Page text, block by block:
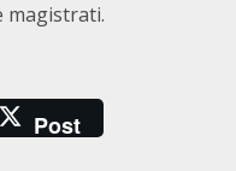
magistrati.
Post